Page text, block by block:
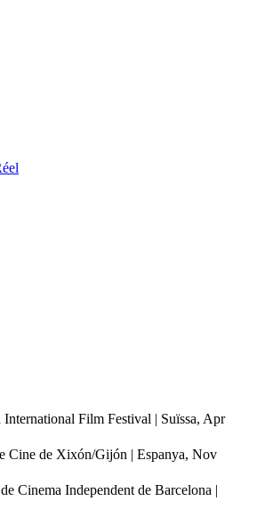
Film Festival | Suïssa, Apr
Cine de Xixón/Gijón | Espanya, Nov
Cinema Independent de Barcelona |